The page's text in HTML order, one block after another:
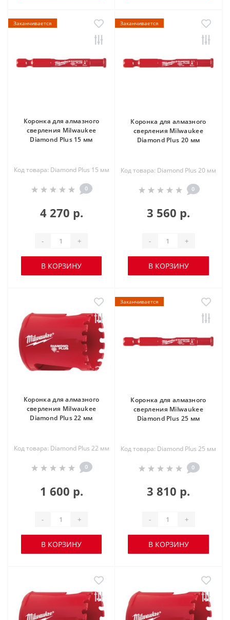
Заканчивается
Коронка для алмазного
сверления Milwaukee
Diamond Plus 15 мм
Код товара: Diamond Plus 15 мм
0
4 270 р.
- +
В КОРЗИНУ
Заканчивается
Коронка для алмазного
сверления Milwaukee
Diamond Plus 20 мм
Код товара: Diamond Plus 20 мм
0
3 560 р.
- +
В КОРЗИНУ
Коронка для алмазного
сверления Milwaukee
Diamond Plus 22 мм
Код товара: Diamond Plus 22 мм
0
1 600 р.
- +
В КОРЗИНУ
Заканчивается
Коронка для алмазного
сверления Milwaukee
Diamond Plus 25 мм
Код товара: Diamond Plus 25 мм
0
3 810 р.
- +
В КОРЗИНУ